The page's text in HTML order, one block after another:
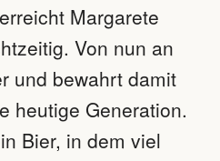
Margarete
Von nun an
und bewahrt damit
heutige Generation.
Bier, in dem viel